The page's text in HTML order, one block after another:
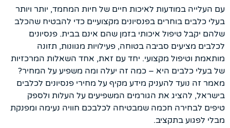
עם העלייה במודעות לאיכות חיים של חיות המחמד, יותר ויותר
בעלי כלבים בוחרים בפנסיונים מקצועיים כדי להבטיח שהכלב
שלהם יקבל טיפול איכותי בזמן שהם אינם בבית. פנסיונים
לכלבים מציעים סביבה בטוחה, פעילויות מגוונות, תזונה
מותאמת וטיפול מקצועי. יחד עם זאת, אחד השאלות המרכזיות
של בעלי כלבים היא – כמה זה יעלה ומה משפיע על המחיר?
מאמר זה נועד להעניק מידע מקיף על מחירי פנסיונים לכלבים
בישראל, להציג את הגורמים המשפיעים על העלות ולספק
טיפים לבחירה חכמה שמבטיחה לכלבכם חוויה נעימה ומפנקת
מבלי לפגוע בתקציב.